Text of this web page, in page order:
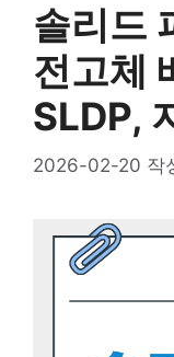
솔리드
전고체
SLDP,
2026-02-20 작